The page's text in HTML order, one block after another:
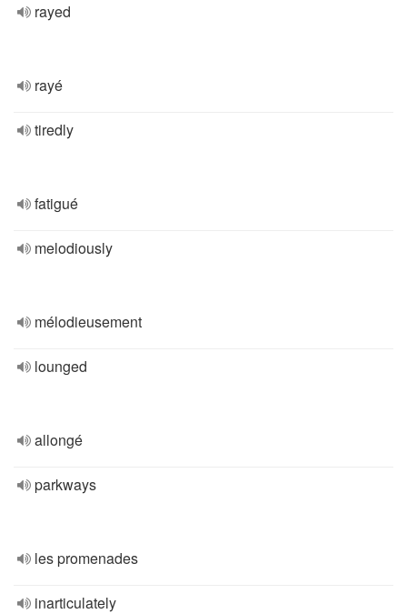
rayed
rayé
tiredly
fatigué
melodiously
mélodieusement
lounged
allongé
parkways
les promenades
inarticulately